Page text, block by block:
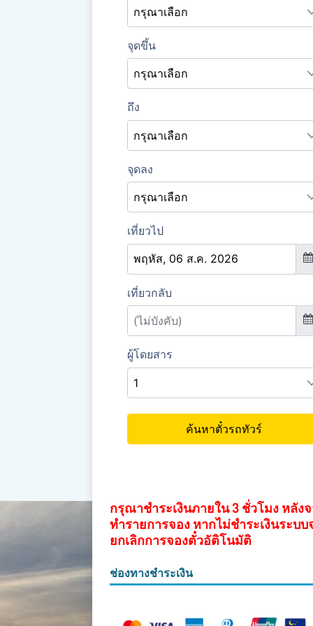
กรุณาชำระเงินภายใน 3 ชั่วโมง หลัง
ทำรายการจอง หากไม่ชำระเงินระบบ
ยกเลิกการจองตั๋วอัติโนมัติ
ช่องทางชำระเงิน